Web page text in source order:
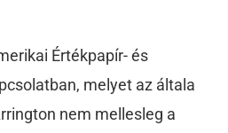
Értékpapír- és
melyet az általa
nem mellesleg a